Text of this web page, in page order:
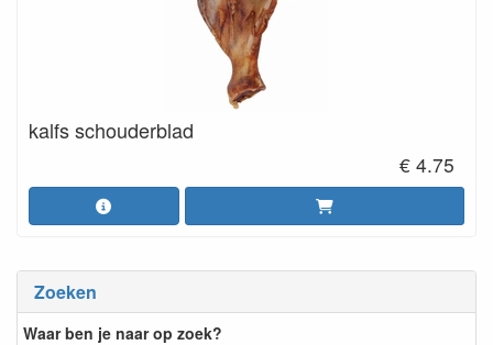
Zoeken
Waar ben je naar op zoek?
kalfs schouderblad
€ 4.75